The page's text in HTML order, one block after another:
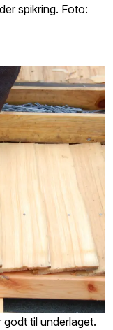
spikring. Foto:
til underlaget.